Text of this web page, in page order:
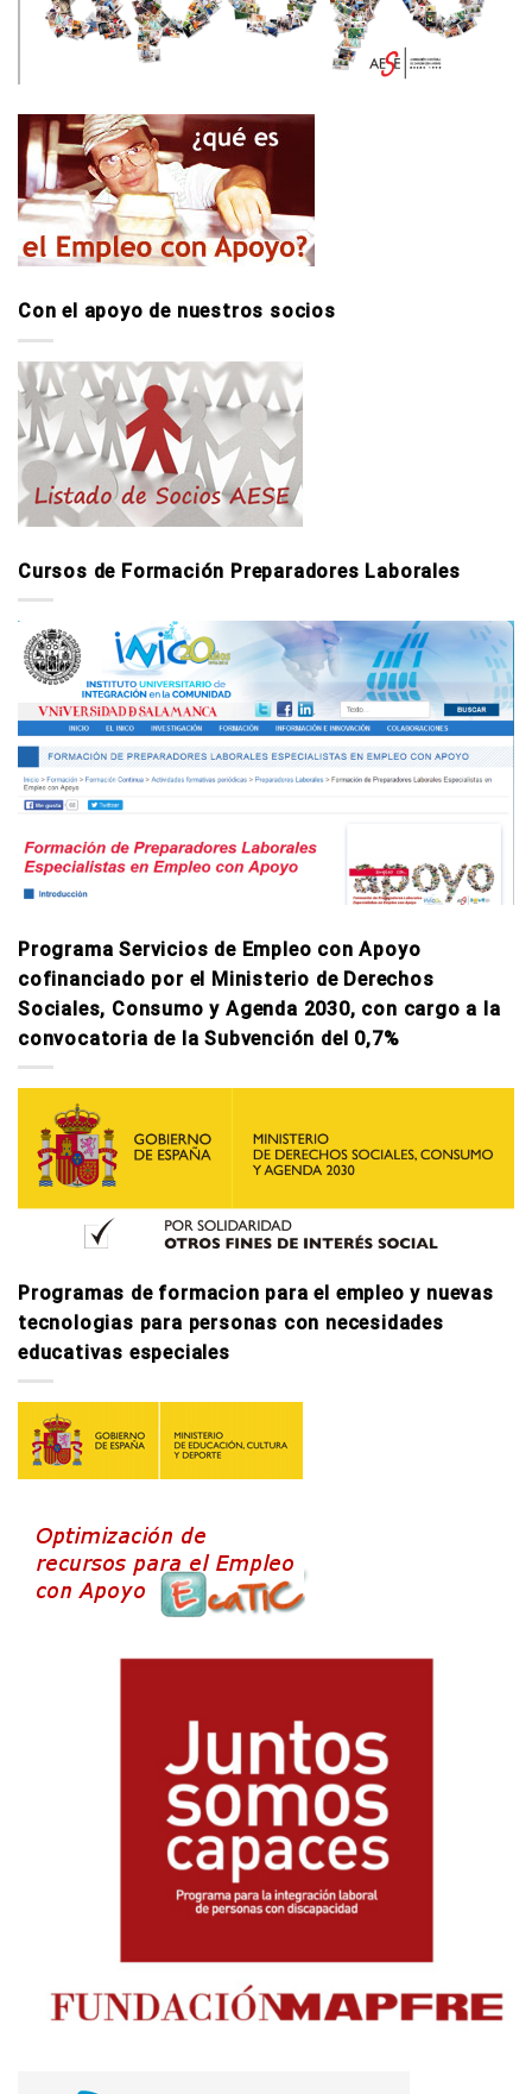
Con el apoyo de nuestros socios
Cursos de Formación Preparadores Laborales
Programa Servicios de Empleo con Apoyo
cofinanciado por el Ministerio de Derechos
Sociales, Consumo y Agenda 2030, con cargo a la
convocatoria de la Subvención del 0,7%
Programas de formacion para el empleo y nuevas
tecnologi­as para personas con necesidades
educativas especiales